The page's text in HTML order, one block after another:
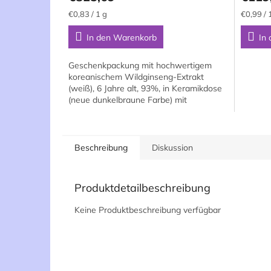
5,0
von
Verkaufspreis:
€0,83 / 1 g
In den Warenkorb
Geschenkpackung mit hochwertigem
koreanischem Wildginseng-Extrakt
(weiß), 6 Jahre alt, 93%, in Keramikdose
(neue dunkelbraune Farbe) mit
5,0
€0,99 /
In
Beschreibung Diskussion
Produktdetailbeschreibung
Keine Produktbeschreibung verfügbar